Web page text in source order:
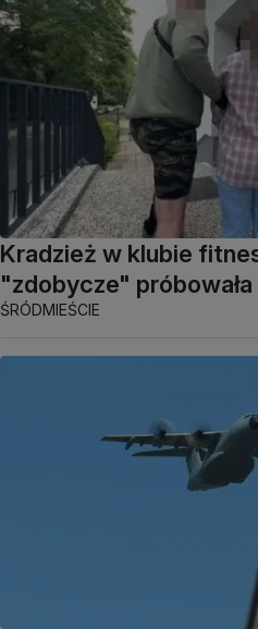
Kradzież w klubie
"zdobycze" próbowała
ŚRÓDMIEŚCIE